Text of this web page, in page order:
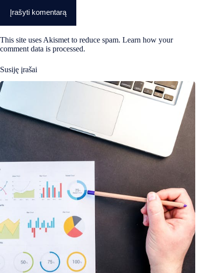
Įrašyti komentarą
This site uses Akismet to reduce spam. Learn how your
comment data is processed.
Susiję įrašai